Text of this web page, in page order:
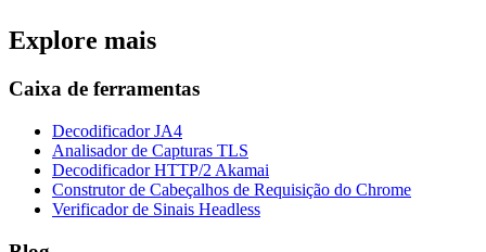
Explore mais
Caixa de ferramentas
Decodificador JA4
Analisador de Capturas TLS
Decodificador HTTP/2 Akamai
Construtor de Cabeçalhos de Requisição do Chrome
Verificador de Sinais Headless